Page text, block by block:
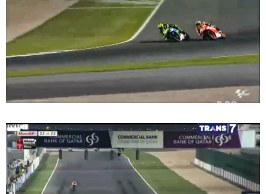
Yamaha Indonesia resmi luncurkan Nmax 155 Turbo
Sudah pakai winglet Karbon, Yamaha resmi merilis YZF-R1
dan YZF-R1M model 2025 !
Begini penampakan livery Kawasaki Ninja ZX-25RR KRT
Berkenalan dengan KTM 990 RC R, jagoan baru dari KTM !
Yamaha Rilis New R15M versi 2024, makin sangar !
Penampakan tim Red Bull KTM Factory Racing musim 2024 !